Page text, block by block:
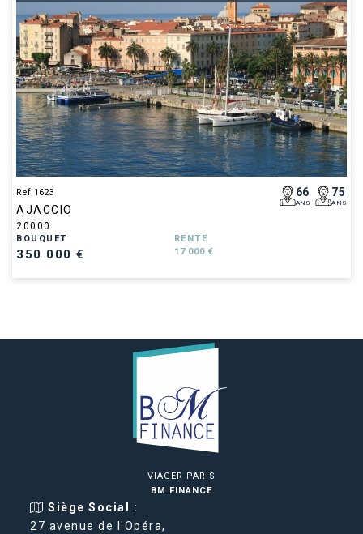
Ref 1623
AJACCIO
20000
66
ANS
75
ANS
BOUQUET
350 000 €
RENTE
17 000 €
VIAGER PARIS
BM FINANCE
Siège Social :
27 avenue de l'Opéra,